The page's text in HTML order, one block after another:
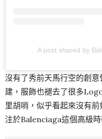
A post shared by
沒有了秀前天馬行空的創
建，服飾也褪去了很多
里胡哨，似乎看起來沒有
注於Balenciaga這個高級時